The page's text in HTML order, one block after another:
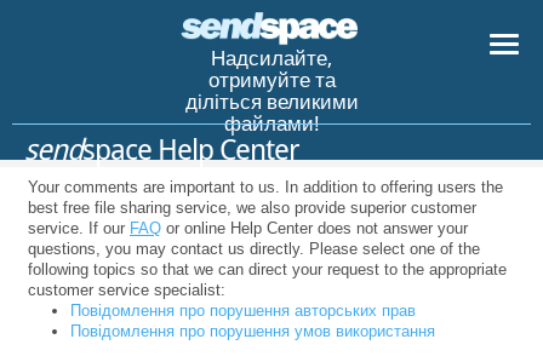
Надсилайте,
отримуйте та
діліться великими
файлами!
sendspace Help Center
Your comments are important to us. In addition to offering users the
best free file sharing service, we also provide superior customer
service. If our FAQ or online Help Center does not answer your
questions, you may contact us directly. Please select one of the
following topics so that we can direct your request to the appropriate
customer service specialist:
Повідомлення про порушення авторських прав
Повідомлення про порушення умов використання